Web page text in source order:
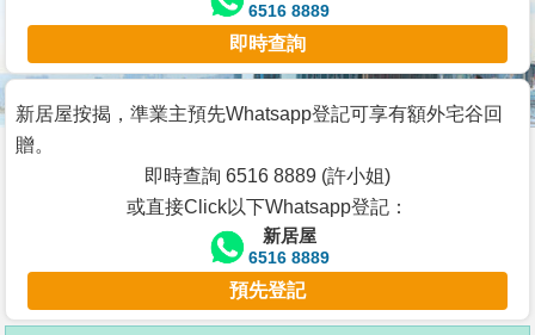
宅
谷
按
客
6516 8889
即時查詢
新居屋按揭，準業主預先Whatsapp登記可享有額外宅谷回
贈。
即時查詢 6516 8889 (許小姐)
或直接Click以下Whatsapp登記：
新居屋
6516 8889
預先登記